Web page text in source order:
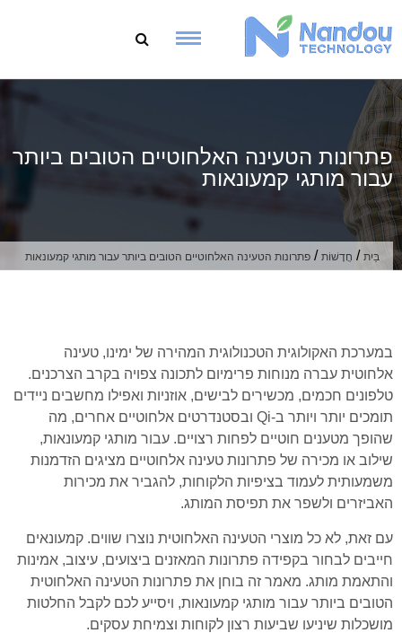
פתרונות הטעינה האלחוטיים הטובים ביותר
עבור מותגי קמעונאות
בַּיִת/ חֲדָשׁוֹת/ פתרונות הטעינה האלחוטיים הטובים ביותר עבור מותגי קמעונאות
במערכת האקולוגית הטכנולוגית המהירה של ימינו, טעינה
אלחוטית עברה מנוחות פרימיום לתכונה צפויה בקרב הצרכנים.
טלפונים חכמים, מכשירים לבישים, אוזניות ואפילו מחשבים ניידים
תומכים יותר ויותר ב-Qi ובסטנדרטים אלחוטיים אחרים, מה
שהופך מטענים חוטיים לפחות רצויים. עבור מותגי קמעונאות,
שילוב או מכירה של פתרונות טעינה אלחוטיים מציגים הזדמנות
משמעותית לעמוד בציפיות הלקוחות, להגביר את מכירות
האביזרים ולשפר את תפיסת המותג.
עם זאת, לא כל מוצרי הטעינה האלחוטית נוצרו שווים. קמעונאים
חייבים לבחור בקפידה פתרונות המאזנים ביצועים, עיצוב, אמינות
והתאמת מותג. מאמר זה בוחן את פתרונות הטעינה האלחוטית
הטובים ביותר עבור מותגי קמעונאות, ויסייע לכם לקבל החלטות
מושכלות שיניעו שביעות רצון לקוחות וצמיחת עסקים.